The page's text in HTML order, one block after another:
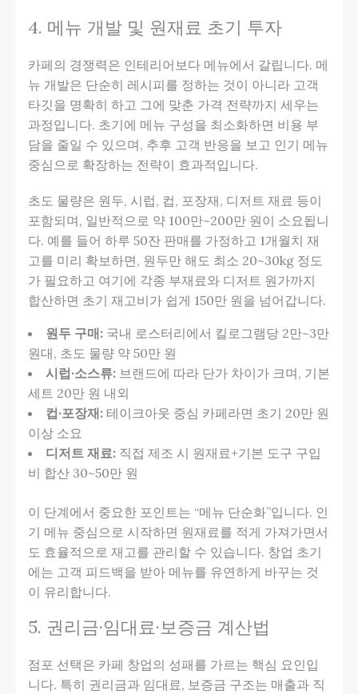
4. 메뉴 개발 및 원재료 초기 투자
카페의 경쟁력은 인테리어보다 메뉴에서 갈립니다. 메
뉴 개발은 단순히 레시피를 정하는 것이 아니라 고객
타깃을 명확히 하고 그에 맞춘 가격 전략까지 세우는
과정입니다. 초기에 메뉴 구성을 최소화하면 비용 부
담을 줄일 수 있으며, 추후 고객 반응을 보고 인기 메뉴
중심으로 확장하는 전략이 효과적입니다.
초도 물량은 원두, 시럽, 컵, 포장재, 디저트 재료 등이
포함되며, 일반적으로 약 100만~200만 원이 소요됩니
다. 예를 들어 하루 50잔 판매를 가정하고 1개월치 재
고를 미리 확보하면, 원두만 해도 최소 20~30kg 정도
가 필요하고 여기에 각종 부재료와 디저트 원가까지
합산하면 초기 재고비가 쉽게 150만 원을 넘어갑니다.
원두 구매:국내 로스터리에서 킬로그램당 2만~3만
원대, 초도 물량 약 50만 원
시럽·소스류:브랜드에 따라 단가 차이가 크며, 기본
세트 20만 원 내외
컵·포장재:테이크아웃 중심 카페라면 초기 20만 원
이상 소요
디저트 재료:직접 제조 시 원재료+기본 도구 구입
비 합산 30~50만 원
이 단계에서 중요한 포인트는 “메뉴 단순화”입니다. 인
기 메뉴 중심으로 시작하면 원재료를 적게 가져가면서
도 효율적으로 재고를 관리할 수 있습니다. 창업 초기
에는 고객 피드백을 받아 메뉴를 유연하게 바꾸는 것
이 유리합니다.
5. 권리금·임대료·보증금 계산법
점포 선택은 카페 창업의 성패를 가르는 핵심 요인입
니다. 특히 권리금과 임대료, 보증금 구조는 매출과 직